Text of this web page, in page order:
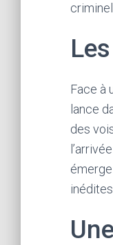
Face à
lance
des
inédites.